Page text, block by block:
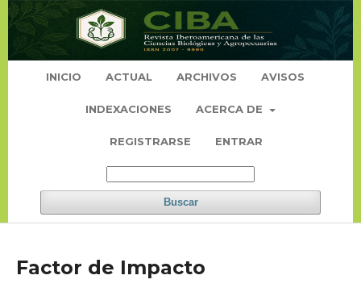
INICIO ACTUAL ARCHIVOS AVISOS
INDEXACIONES ACERCA DE
REGISTRARSE ENTRAR
Buscar
Factor de Impacto